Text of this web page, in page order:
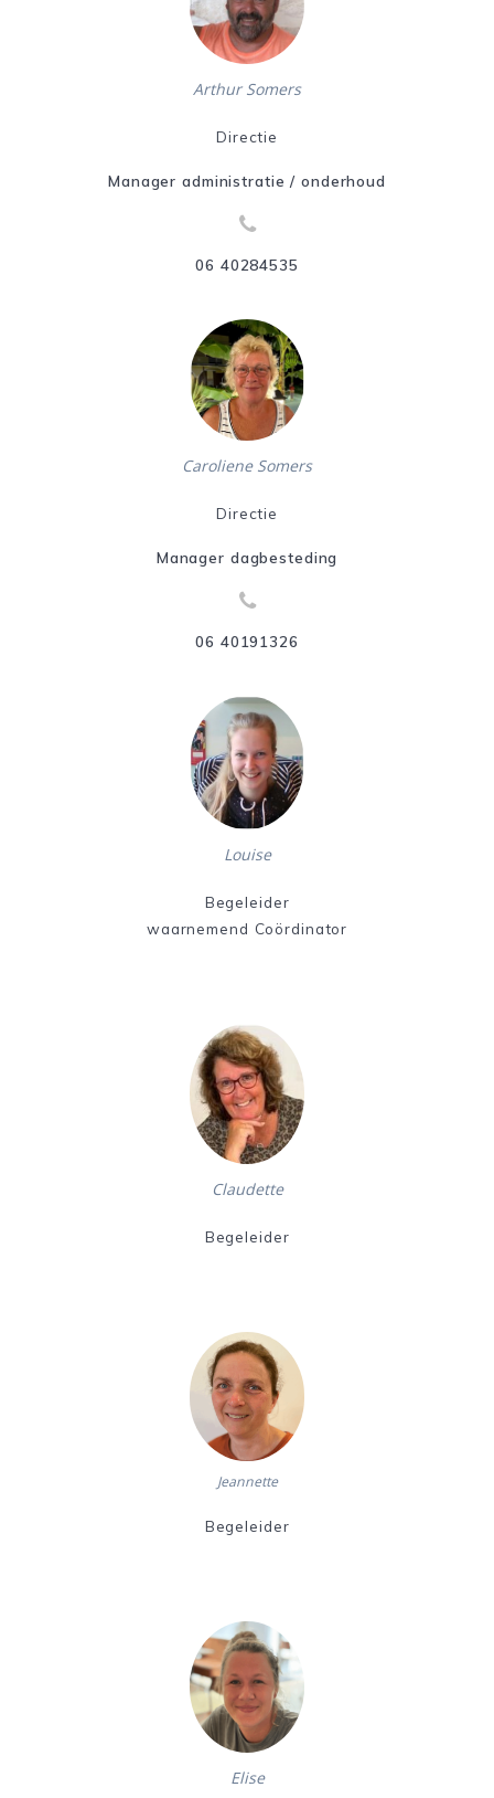
Arthur Somers
Directie
Manager administratie / onderhoud
06 40284535
Caroliene Somers
Directie
Manager dagbesteding
06 40191326
Louise
Begeleider
waarnemend Coördinator
Claudette
Begeleider
Jeannette
Begeleider
Elise